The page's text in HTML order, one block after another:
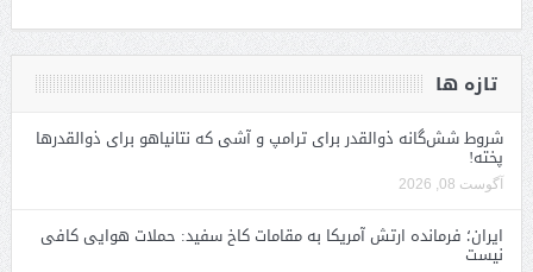
تازه ها
شروط شش‌گانه ذوالقدر برای ترامپ و آشی که نتانیاهو برای ذوالقدرها
پخته!
آگوست 08, 2026
ایران؛ فرمانده ارتش آمریکا به مقامات کاخ سفید: حملات هوایی کافی
نیست